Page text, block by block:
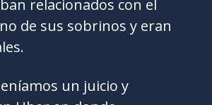
relacionados con el
de sus sobrinos y eran
un juicio y